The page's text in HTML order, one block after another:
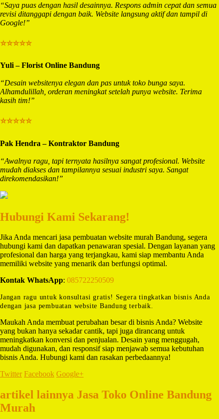
“Saya puas dengan hasil desainnya. Respons admin cepat dan semua
revisi ditanggapi dengan baik. Website langsung aktif dan tampil di
Google!”
⭐⭐⭐⭐⭐
Yuli – Florist Online Bandung
“Desain websitenya elegan dan pas untuk toko bunga saya.
Alhamdulillah, orderan meningkat setelah punya website. Terima
kasih tim!”
⭐⭐⭐⭐⭐
Pak Hendra – Kontraktor Bandung
“Awalnya ragu, tapi ternyata hasilnya sangat profesional. Website
mudah diakses dan tampilannya sesuai industri saya. Sangat
direkomendasikan!”
Hubungi Kami Sekarang!
Jika Anda mencari jasa pembuatan website murah Bandung, segera
hubungi kami dan dapatkan penawaran spesial. Dengan layanan yang
profesional dan harga yang terjangkau, kami siap membantu Anda
memiliki website yang menarik dan berfungsi optimal.
Kontak WhatsApp: 085722250509
Jangan ragu untuk konsultasi gratis! Segera tingkatkan bisnis Anda
dengan jasa pembuatan website Bandung terbaik.
Maukah Anda membuat perubahan besar di bisnis Anda? Website
yang bukan hanya sekadar cantik, tapi juga dirancang untuk
meningkatkan konversi dan penjualan. Desain yang menggugah,
mudah digunakan, dan responsif siap menjawab semua kebutuhan
bisnis Anda. Hubungi kami dan rasakan perbedaannya!
Twitter Facebook Google+
artikel lainnya Jasa Toko Online Bandung
Murah